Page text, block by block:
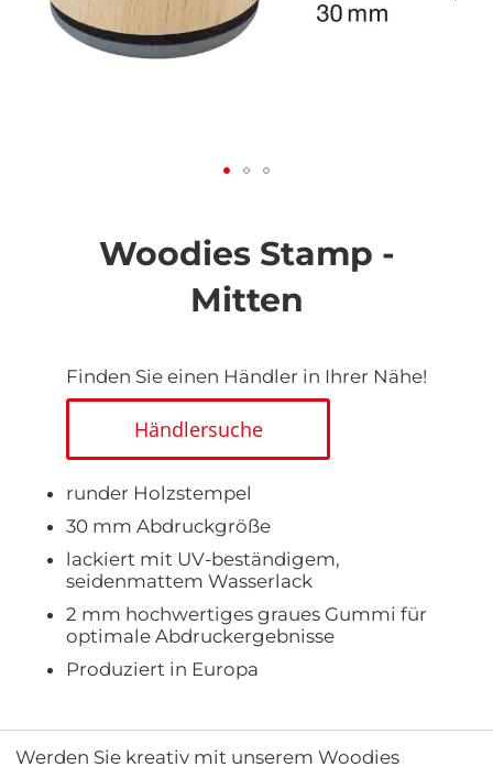
Woodies Stamp -
Mitten
Finden Sie einen Händler in Ihrer Nähe!
Händlersuche
runder Holzstempel
30 mm Abdruckgröße
lackiert mit UV-beständigem,
seidenmattem Wasserlack
2 mm hochwertiges graues Gummi für
optimale Abdruckergebnisse
Produziert in Europa
Werden Sie kreativ mit unserem Woodies